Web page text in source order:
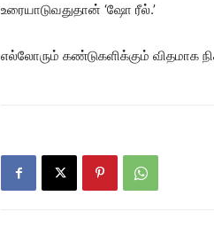
உரையாடுவதுதான் ‘ஷோ ரீல்.’
எல்லோரும் கண்டுகளிக்கும் விதமாக